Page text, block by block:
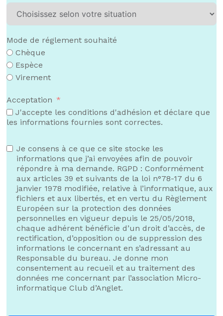
Mode de réglement souhaité
Chèque
Espèce
Virement
Acceptation
J'accepte les conditions d'adhésion et déclare que
les informations fournies sont correctes.
Je consens à ce que ce site stocke les
informations que j’ai envoyées afin de pouvoir
répondre à ma demande. RGPD : Conformément
aux articles 39 et suivants de la loi n°78-17 du 6
janvier 1978 modifiée, relative à l’informatique, aux
fichiers et aux libertés, et en vertu du Règlement
Européen sur la protection des données
personnelles en vigueur depuis le 25/05/2018,
chaque adhérent bénéficie d’un droit d’accès, de
rectification, d’opposition ou de suppression des
informations le concernant en s’adressant au
Responsable du bureau. Je donne mon
consentement au recueil et au traitement des
données me concernant par l’association Micro-
informatique Club d’Anglet.